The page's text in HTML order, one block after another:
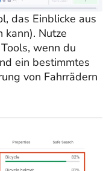
das Einblicke aus
kann). Nutze
wenn du
ein bestimmtes
von Fahrrädern